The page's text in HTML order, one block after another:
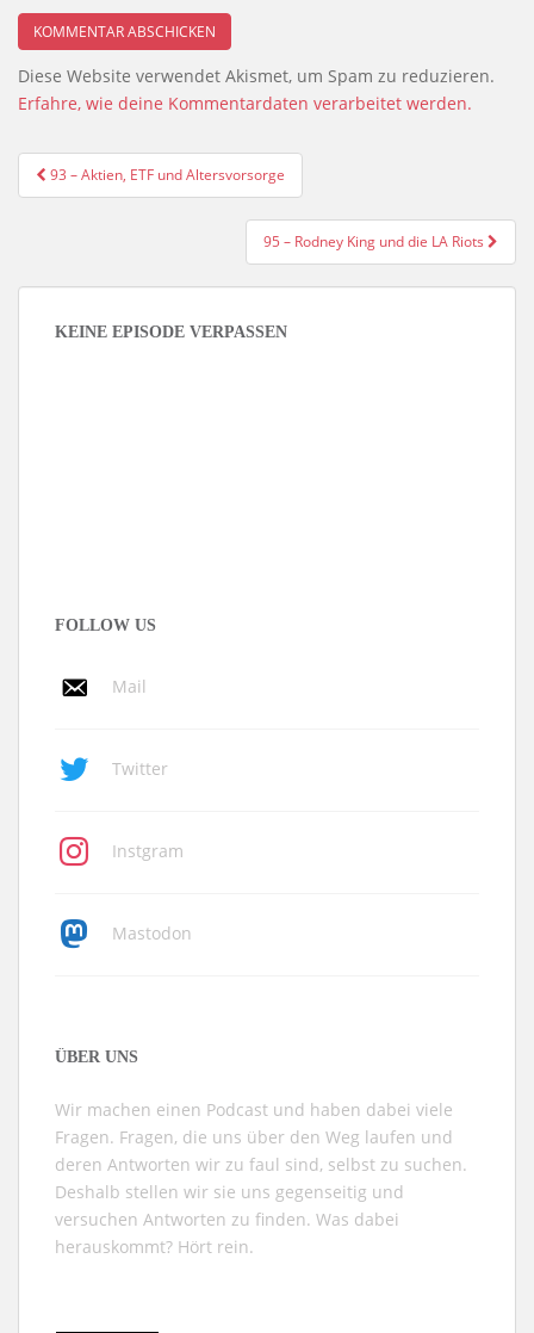
Diese Website verwendet Akismet, um Spam zu reduzieren.
Erfahre, wie deine Kommentardaten verarbeitet werden.
Beitragsnavigation
93 – Aktien, ETF und Altersvorsorge
95 – Rodney King und die LA Riots
KEINE EPISODE VERPASSEN
FOLLOW US
Mail
Twitter
Instgram
Mastodon
ÜBER UNS
Wir machen einen Podcast und haben dabei viele
Fragen. Fragen, die uns über den Weg laufen und
deren Antworten wir zu faul sind, selbst zu suchen.
Deshalb stellen wir sie uns gegenseitig und
versuchen Antworten zu finden. Was dabei
herauskommt? Hört rein.